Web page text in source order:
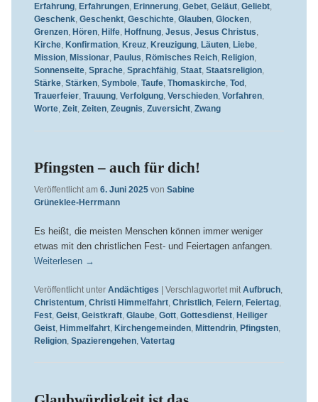
Erfahrung, Erfahrungen, Erinnerung, Gebet, Geläut, Geliebt,
Geschenk, Geschenkt, Geschichte, Glauben, Glocken,
Grenzen, Hören, Hilfe, Hoffnung, Jesus, Jesus Christus,
Kirche, Konfirmation, Kreuz, Kreuzigung, Läuten, Liebe,
Mission, Missionar, Paulus, Römisches Reich, Religion,
Sonnenseite, Sprache, Sprachfähig, Staat, Staatsreligion,
Stärke, Stärken, Symbole, Taufe, Thomaskirche, Tod ,
Trauerfeier, Trauung, Verfolgung, Verschieden, Vorfahren,
Worte, Zeit, Zeiten, Zeugnis, Zuversicht, Zwang
Pfingsten – auch für dich!
Veröffentlicht am 6. Juni 2025 von Sabine
Grüneklee-Herrmann
Es heißt, die meisten Menschen können immer weniger
etwas mit den christlichen Fest- und Feiertagen anfangen.
Weiterlesen →
Veröffentlicht unter Andächtiges Verschlagwortet mit Aufbruch,
Christentum, Christi Himmelfahrt, Christlich, Feiern, Feiertag,
Fest, Geist, Geistkraft, Glaube, Gott, Gottesdienst, Heiliger
Geist, Himmelfahrt, Kirchengemeinden, Mittendrin, Pfingsten,
Religion, Spazierengehen, Vatertag